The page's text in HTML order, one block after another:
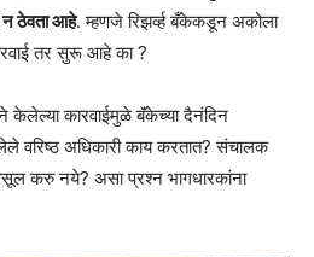
न ठेवता आहे. म्हणजे रिझर्व्ह बँकेकडून अकोला
तर सुरू आहे का ?
केलेल्या कारवाईमुळे बॅंकेच्या दैनंदिन
वरिष्ठ अधिकारी काय करतात? संचालक
करु नये? असा प्रश्न भागधारकांना